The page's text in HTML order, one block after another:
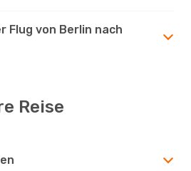
Flug von Berlin nach
Reise